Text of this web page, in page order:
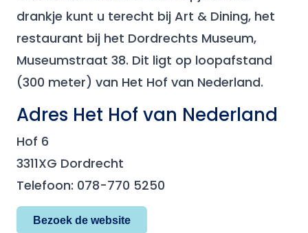
drankje kunt u terecht bij Art & Dining, het
restaurant bij het Dordrechts Museum,
Museumstraat 38. Dit ligt op loopafstand
(300 meter) van Het Hof van Nederland.
Adres Het Hof van Nederland
Hof 6
3311XG Dordrecht
Telefoon: 078-770 5250
Bezoek de website